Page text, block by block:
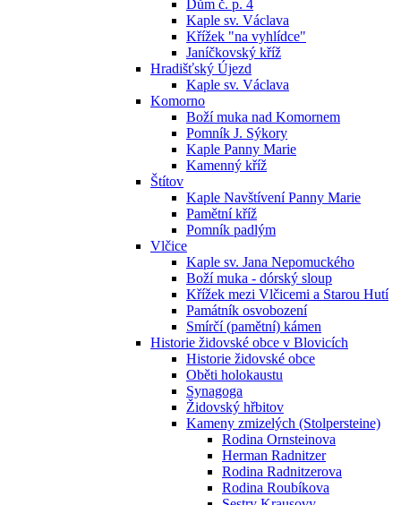
Dům č. p. 4
Kaple sv. Václava
Křížek "na vyhlídce"
Janíčkovský kříž
Hradišťský Újezd
Kaple sv. Václava
Komorno
Boží muka nad Komornem
Pomník J. Sýkory
Kaple Panny Marie
Kamenný kříž
Štítov
Kaple Navštívení Panny Marie
Pamětní kříž
Pomník padlým
Vlčice
Kaple sv. Jana Nepomuckého
Boží muka - dórský sloup
Křížek mezi Vlčicemi a Starou Hutí
Památník osvobození
Smírčí (pamětní) kámen
Historie židovské obce v Blovicích
Historie židovské obce
Oběti holokaustu
Synagoga
Židovský hřbitov
Kameny zmizelých (Stolpersteine)
Rodina Ornsteinova
Herman Radnitzer
Rodina Radnitzerova
Rodina Roubíkova